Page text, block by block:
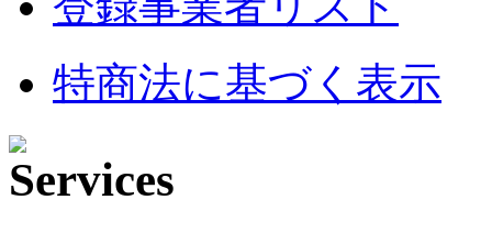
特商法に基づく表示